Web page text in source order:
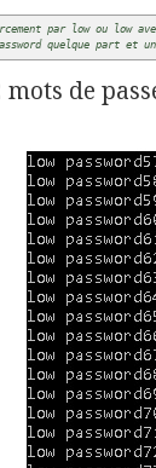
par low ou low
quelque part et
de